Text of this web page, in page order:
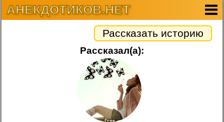
АНЕКДОТИКОВ.НЕТ
Рассказать историю
Рассказал(а):